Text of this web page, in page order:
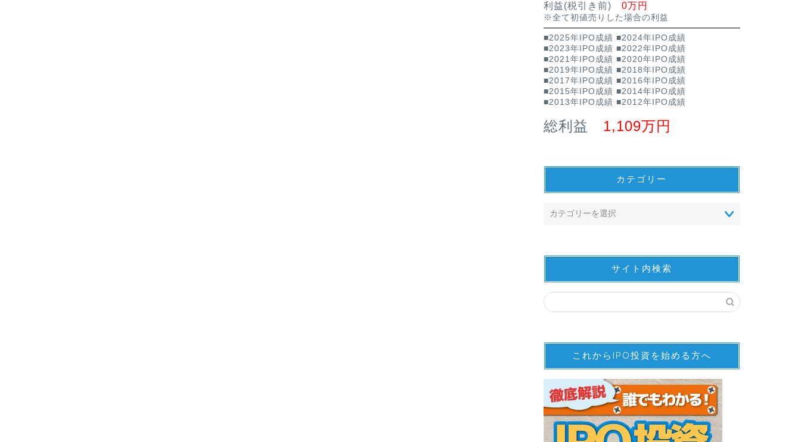
利益(税引き前) 0万円
※全て初値売りした場合の利益
■2025年IPO成績 ■2024年IPO成績
■2023年IPO成績 ■2022年IPO成績
■2021年IPO成績 ■2020年IPO成績
■2019年IPO成績 ■2018年IPO成績
■2017年IPO成績 ■2016年IPO成績
■2015年IPO成績 ■2014年IPO成績
■2013年IPO成績 ■2012年IPO成績
総利益 1,109万円
カテゴリー
サイト内検索
これからIPO投資を始める方へ